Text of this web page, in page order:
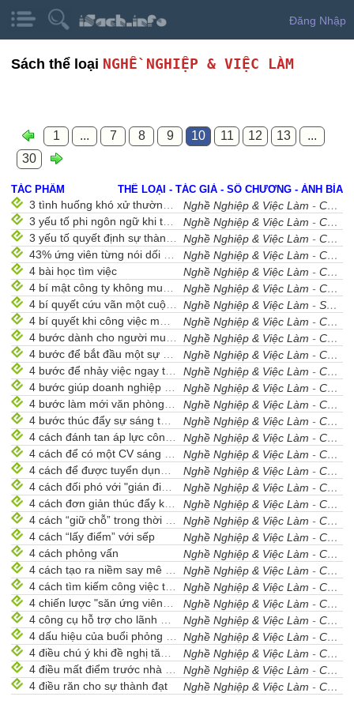
Đăng Nhập
Sách thể loại NGHỀ NGHIỆP & VIỆC LÀM
1 ... 7 8 9 10 11 12 13
...
30
TÁC PHẨM THỂ LOẠI - TÁC GIẢ - SỐ CHƯƠNG - ẢNH BÌA
3 tình huống khó xử thường gặp nơi công sở Nghề Nghiệp & Việc Làm -Cẩm Nang Nghề Nghiệp
3 yếu tố phi ngôn ngữ khi thương lượng
Nghề Nghiệp & Việc Làm -Cẩm Nang Nghề Nghiệp
3 yếu tố quyết định sự thành công của người tìm việc
Nghề Nghiệp & Việc Làm -Cẩm Nang Nghề Nghiệp
43% ứng viên từng nói dối nhà tuyển dụng
Nghề Nghiệp & Việc Làm -Cẩm Nang Nghề Nghiệp
4 bài học tìm việc
Nghề Nghiệp & Việc Làm -Cẩm Nang Nghề Nghiệp
4 bí mật công ty không muốn nhân viên biết
Nghề Nghiệp & Việc Làm -Cẩm Nang Nghề Nghiệp
4 bí quyết cứu vãn một cuộc phỏng vấn
Nghề Nghiệp & Việc Làm -Sưu Tầm
4 bí quyết khi công việc mới không như ý
Nghề Nghiệp & Việc Làm -Cẩm Nang Nghề Nghiệp
4 bước dành cho người muốn đi làm trở lại
Nghề Nghiệp & Việc Làm -Cẩm Nang Nghề Nghiệp
4 bước để bắt đầu một sự nghiệp mới
Nghề Nghiệp & Việc Làm -Cẩm Nang Nghề Nghiệp
4 bước để nhảy việc ngay trong công ty
Nghề Nghiệp & Việc Làm -Cẩm Nang Nghề Nghiệp
4 bước giúp doanh nghiệp giữ chân người tài
Nghề Nghiệp & Việc Làm -Cẩm Nang Nghề Nghiệp
4 bước làm mới văn phòng của bạn
Nghề Nghiệp & Việc Làm -Cẩm Nang Nghề Nghiệp
4 bước thúc đẩy sự sáng tạo nơi làm việc
Nghề Nghiệp & Việc Làm -Cẩm Nang Nghề Nghiệp
4 cách đánh tan áp lực công việc
Nghề Nghiệp & Việc Làm -Cẩm Nang Nghề Nghiệp
4 cách để có một CV sáng tạo
Nghề Nghiệp & Việc Làm -Cẩm Nang Nghề Nghiệp
4 cách để được tuyển dụng nhanh hơn
Nghề Nghiệp & Việc Làm -Cẩm Nang Nghề Nghiệp
4 cách đối phó với "gián điệp" công sở
Nghề Nghiệp & Việc Làm -Cẩm Nang Nghề Nghiệp
4 cách đơn giản thúc đẩy khả năng sáng tạo
Nghề Nghiệp & Việc Làm -Cẩm Nang Nghề Nghiệp
4 cách “giữ chỗ” trong thời kì khủng hoảng
Nghề Nghiệp & Việc Làm -Cẩm Nang Nghề Nghiệp
4 cách “lấy điểm” với sếp
Nghề Nghiệp & Việc Làm -Cẩm Nang Nghề Nghiệp
4 cách phỏng vấn
Nghề Nghiệp & Việc Làm -Cẩm Nang Nghề Nghiệp
4 cách tạo ra niềm say mê với công việc
Nghề Nghiệp & Việc Làm -Cẩm Nang Nghề Nghiệp
4 cách tìm kiếm công việc tiềm năng
Nghề Nghiệp & Việc Làm -Cẩm Nang Nghề Nghiệp
4 chiến lược "săn ứng viên" khi phỏng vấn
Nghề Nghiệp & Việc Làm -Cẩm Nang Nghề Nghiệp
4 công cụ hỗ trợ cho lãnh đạo
Nghề Nghiệp & Việc Làm -Cẩm Nang Nghề Nghiệp
4 dấu hiệu của buổi phỏng vấn tốt
Nghề Nghiệp & Việc Làm -Cẩm Nang Nghề Nghiệp
4 điều chú ý khi đề nghị tăng lương
Nghề Nghiệp & Việc Làm -Cẩm Nang Nghề Nghiệp
4 điều mất điểm trước nhà tuyển dụng
Nghề Nghiệp & Việc Làm -Cẩm Nang Nghề Nghiệp
4 điều răn cho sự thành đạt
Nghề Nghiệp & Việc Làm -Cẩm Nang Nghề Nghiệp